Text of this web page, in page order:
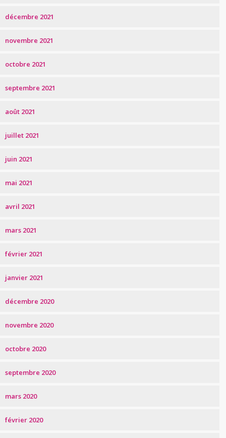
décembre 2021
novembre 2021
octobre 2021
septembre 2021
août 2021
juillet 2021
juin 2021
mai 2021
avril 2021
mars 2021
février 2021
janvier 2021
décembre 2020
novembre 2020
octobre 2020
septembre 2020
mars 2020
février 2020